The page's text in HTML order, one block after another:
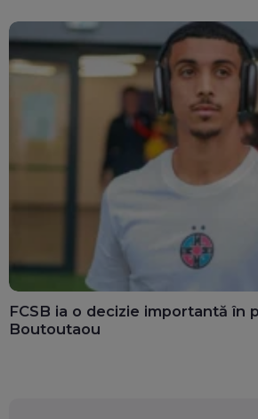
FCSB ia o decizie importantă în
Boutoutaou